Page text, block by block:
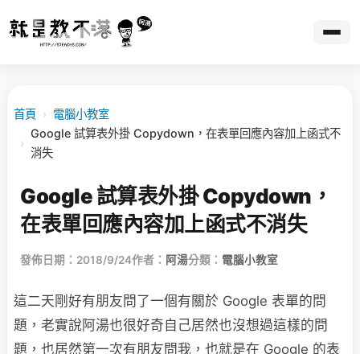
首頁 › 電腦小教室
›
Google 試算表外掛 Copydown，在表單回應內容加上函式不
消失
Google 試算表外掛 Copydown，
在表單回應內容加上函式不消失
發佈日期：2018/9/24作者： 阿湯分類： 電腦小教室
這二天剛好有朋友問了一個有關於 Google 表單的問
題，老實說阿湯也很好奇自己居然也沒想過這樣的問
題，也居然第一次有朋友問我，也就是在 Google 的表